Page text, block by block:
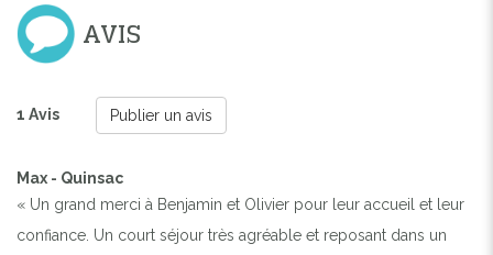
AVIS
1 Avis Publier un avis
Max - Quinsac
« Un grand merci à Benjamin et Olivier pour leur accueil et leur
confiance. Un court séjour très agréable et reposant dans un